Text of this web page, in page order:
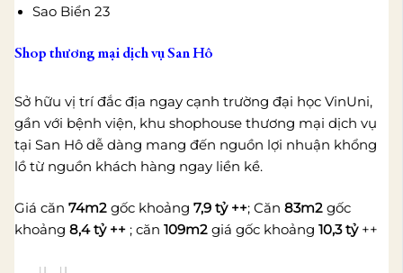
Sao Biển 23
Shop thương mại dịch vụ San Hô
Sở hữu vị trí đắc địa ngay cạnh trường đại học VinUni,
gần với bệnh viện, khu shophouse thương mại dịch vụ
tại San Hô dễ dàng mang đến nguồn lợi nhuận khổng
lồ từ nguồn khách hàng ngay liền kề.
Giá căn 74m2 gốc khoảng 7,9 tỷ ++; Căn 83m2gốc
khoảng 8,4 tỷ ++; căn 109m2giá gốc khoảng 10,3 tỷ++